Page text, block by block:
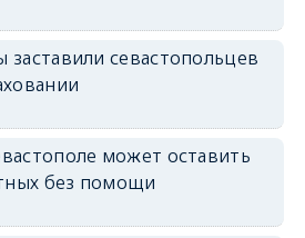
севастопольцев
может оставить
без помощи